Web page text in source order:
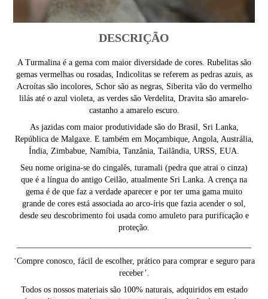
DESCRIÇÃO
A Turmalina é a gema com maior diversidade de cores. Rubelitas são
gemas vermelhas ou rosadas, Indicolitas se referem as pedras azuis, as
Acroítas são incolores, Schor são as negras, Siberita vão do vermelho
lilás até o azul violeta, as verdes são Verdelita, Dravita são amarelo-
castanho a amarelo escuro.
As jazidas com maior produtividade são do Brasil, Sri Lanka,
República de Malgaxe. E também em Moçambique, Angola, Austrália,
Índia, Zimbabue, Namíbia, Tanzânia, Tailândia, URSS, EUA.
Seu nome origina-se do cingalês, turamali (pedra que atrai o cinza)
que é a língua do antigo Ceilão, atualmente Sri Lanka. A crença na
gema é de que faz a verdade aparecer e por ter uma gama muito
grande de cores está associada ao arco-íris que fazia acender o sol,
desde seu descobrimento foi usada como amuleto para purificação e
proteção.
‘Compre conosco, fácil de escolher, prático para comprar e seguro para
receber’.
Todos os nossos materiais são 100% naturais, adquiridos em estado